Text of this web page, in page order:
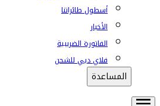
أسطول طائراتنا
الأخبار
الفاتورة الضريبية
فلاي دبي للشحن
المساعدة